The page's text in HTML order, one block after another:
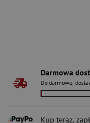
Darmowa
Do darmowej
Kup teraz,